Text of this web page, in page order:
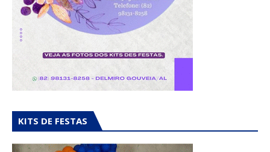
KITS DE FESTAS